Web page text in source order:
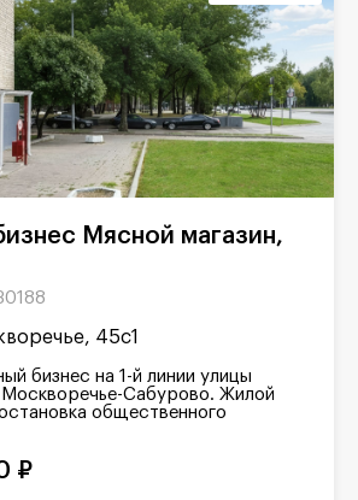
45с1
бизнес на 1-й линии улицы
Москворечье-Сабурово. Жилой
общественного
₽